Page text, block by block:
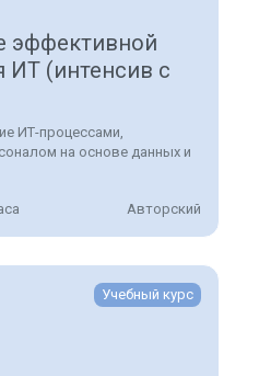
эффективной
ИТ (интенсив с
ИТ-процессами,
на основе данных и
Авторский
Учебный курс